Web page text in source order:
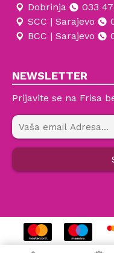
Dobrinja
033
SCC | Sarajevo
BCC | Sarajevo
NEWSLETTER
Prijavite se na Frisa